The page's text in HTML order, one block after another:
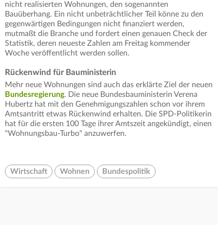
nicht realisierten Wohnungen, den sogenannten
Bauüberhang. Ein nicht unbeträchtlicher Teil könne zu den
gegenwärtigen Bedingungen nicht finanziert werden,
mutmaßt die Branche und fordert einen genauen Check der
Statistik, deren neueste Zahlen am Freitag kommender
Woche veröffentlicht werden sollen.
Rückenwind für Bauministerin
Mehr neue Wohnungen sind auch das erklärte Ziel der neuen
Bundesregierung. Die neue Bundesbauministerin Verena
Hubertz hat mit den Genehmigungszahlen schon vor ihrem
Amtsantritt etwas Rückenwind erhalten. Die SPD-Politikerin
hat für die ersten 100 Tage ihrer Amtszeit angekündigt, einen
"Wohnungsbau-Turbo" anzuwerfen.
Wirtschaft Wohnen Bundespolitik